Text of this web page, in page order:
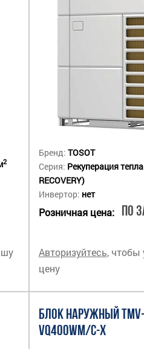
2
Бренд: TOSOT
Серия: Рекуперация
RECOVERY)
Инвертор: нет
Розничная цена: По
Авторизуйтесь, чтобы
цену
БЛОК НАРУЖНЫЙ TMV-
VQ400WM/C-X